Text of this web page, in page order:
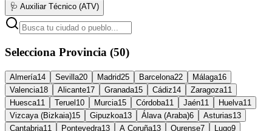
🩺 Auxiliar Técnico (ATV)
Selecciona Provincia (50)
Almería14 Sevilla20 Madrid25 Barcelona22 Málaga16
Valencia18 Alicante17 Granada15 Cádiz14 Zaragoza11
Huesca11 Teruel 10 Murcia15 Córdoba11 Jaén11 Huelva11
Vizcaya (Bizkaia)15 Gipuzkoa13 Álava (Araba)6 Asturias13
Cantabria11 Pontevedra13 A Coruña13 Ourense7 Lugo9